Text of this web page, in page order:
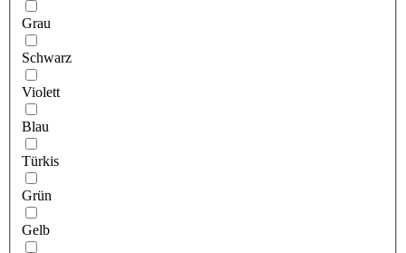
Grau
Schwarz
Violett
Blau
Türkis
Grün
Gelb